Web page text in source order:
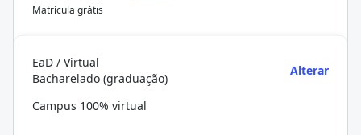
Matrícula grátis
EaD / Virtual
Bacharelado (graduação)
Alterar
Campus 100% virtual